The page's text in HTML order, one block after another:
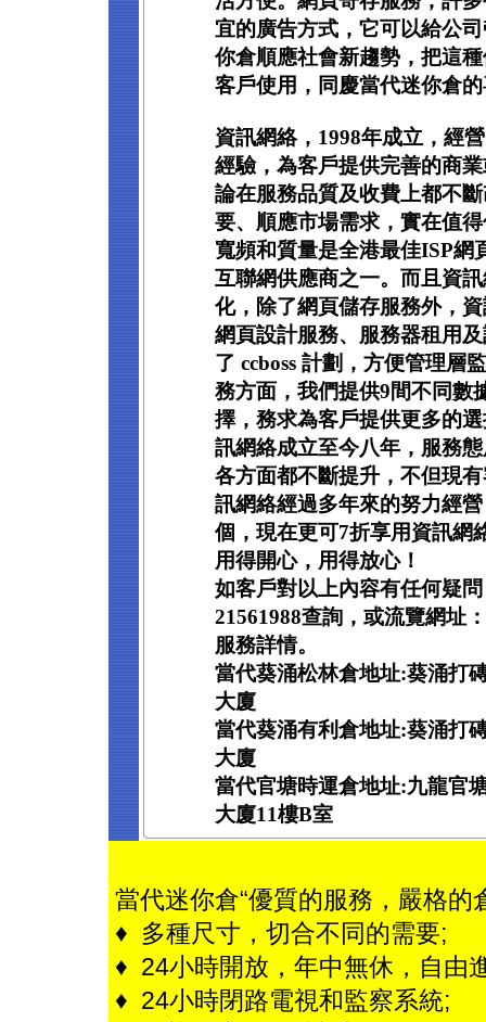
宜的廣告方式，它可以給公
你倉順應社會新趨勢，把這
客戶使用，同慶當代迷你倉
資訊網絡，1998年成立，經
經驗，為客戶提供完善的商
論在服務品質及收費上都不
要、順應市場需求，實在值
寬頻和質量是全港最佳ISP網
互聯網供應商之一。而且資
化，除了網頁儲存服務外，
網頁設計服務、服務器租用
了 ccboss 計劃，方便管理層
務方面，我們提供9間不同數
擇，務求為客戶提供更多的
訊網絡成立至今八年，服務
各方面都不斷提升，不但現
訊網絡經過多年來的努力經
個，現在更可7折享用資訊網
用得開心，用得放心！
如客戶對以上內容有任何疑
21561988查詢，或流覽網址
服務詳情。
當代葵涌松林倉地址:葵涌打
大廈
當代葵涌有利倉地址:葵涌打
大廈
當代官塘時運倉地址:九龍官
大廈11樓B室
當代迷你倉“優質的服務，嚴格
♦ 多種尺寸，切合不同的需要;
♦ 24小時開放，年中無休，自由
♦ 24小時閉路電視和監察系統;